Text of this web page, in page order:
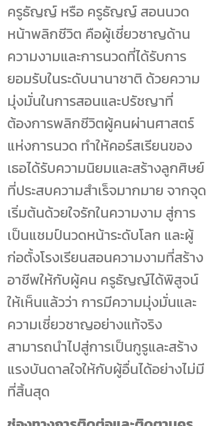
ครูธัญญ์ หรือ ครูธัญญ์ สอนนวด
หน้าพลิกชีวิต คือผู้เชี่ยวชาญด้าน
ความงามและการนวดที่ได้รับการ
ยอมรับในระดับนานาชาติ ด้วยความ
มุ่งมั่นในการสอนและปรัชญาที่
ต้องการพลิกชีวิตผู้คนผ่านศาสตร์
แห่งการนวด ทำให้คอร์สเรียนของ
เธอได้รับความนิยมและสร้างลูกศิษย์
ที่ประสบความสำเร็จมากมาย จากจุด
เริ่มต้นด้วยใจรักในความงาม สู่การ
เป็นแชมป์นวดหน้าระดับโลก และผู้
ก่อตั้งโรงเรียนสอนความงามที่สร้าง
อาชีพให้กับผู้คน ครูธัญญ์ได้พิสูจน์
ให้เห็นแล้วว่า การมีความมุ่งมั่นและ
ความเชี่ยวชาญอย่างแท้จริง
สามารถนำไปสู่การเป็นกูรูและสร้าง
แรงบันดาลใจให้กับผู้อื่นได้อย่างไม่มี
ที่สิ้นสุด